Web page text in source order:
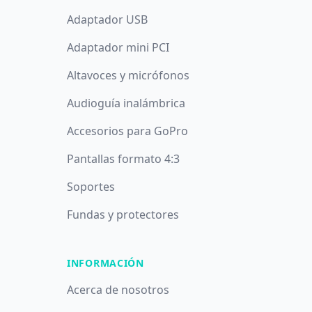
Adaptador USB
Adaptador mini PCI
Altavoces y micrófonos
Audioguía inalámbrica
Accesorios para GoPro
Pantallas formato 4:3
Soportes
Fundas y protectores
INFORMACIÓN
Acerca de nosotros